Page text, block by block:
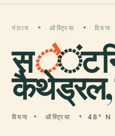
गंतव्य ऑस्ट्रिया वियना
सेंट
कैथेड्रल,
वियना ऑस्ट्रिया 48° N